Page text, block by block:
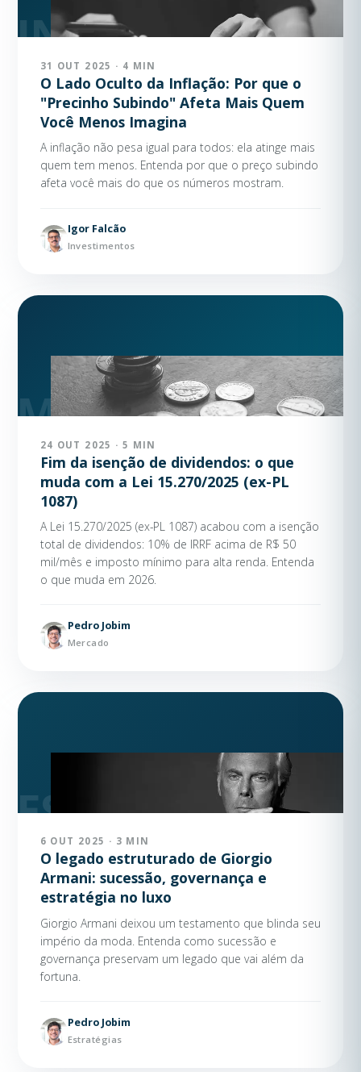
31 OUT 2025 · 4 MIN
O Lado Oculto da Inflação: Por que o
"Precinho Subindo" Afeta Mais Quem
Você Menos Imagina
A inflação não pesa igual para todos: ela atinge mais
quem tem menos. Entenda por que o preço subindo
afeta você mais do que os números mostram.
Igor Falcão
Investimentos
24 OUT 2025 · 5 MIN
Fim da isenção de dividendos: o que
muda com a Lei 15.270/2025 (ex-PL
1087)
A Lei 15.270/2025 (ex-PL 1087) acabou com a isenção
total de dividendos: 10% de IRRF acima de R$ 50
mil/mês e imposto mínimo para alta renda. Entenda
o que muda em 2026.
Pedro Jobim
Mercado
6 OUT 2025 · 3 MIN
O legado estruturado de Giorgio
Armani: sucessão, governança e
estratégia no luxo
Giorgio Armani deixou um testamento que blinda seu
império da moda. Entenda como sucessão e
governança preservam um legado que vai além da
fortuna.
Pedro Jobim
Estratégias